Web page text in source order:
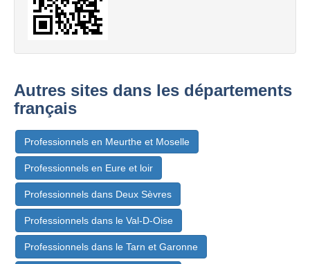
Autres sites dans les départements
français
Professionnels en Meurthe et Moselle
Professionnels en Eure et loir
Professionnels dans Deux Sèvres
Professionnels dans le Val-D-Oise
Professionnels dans le Tarn et Garonne